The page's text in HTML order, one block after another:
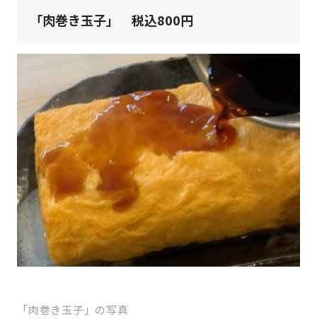
「肉巻き玉子」 税込800円
「肉巻き玉子」の写真